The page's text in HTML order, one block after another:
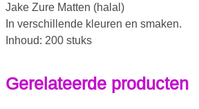
Jake Zure Matten (halal)
In verschillende kleuren en smaken.
Inhoud: 200 stuks
Gerelateerde producten